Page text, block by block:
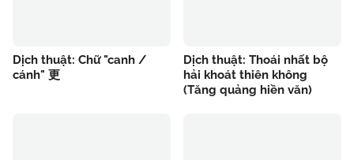
Dịch thuật: Chữ "canh /
cánh" 更
Dịch thuật: Thoái nhất bộ
hải khoát thiên không
(Tăng quảng hiền văn)